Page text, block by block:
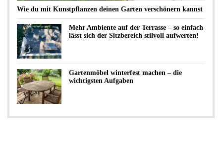
Wie du mit Kunstpflanzen deinen Garten verschönern kannst
Mehr Ambiente auf der Terrasse – so einfach
lässt sich der Sitzbereich stilvoll aufwerten!
Gartenmöbel winterfest machen – die
wichtigsten Aufgaben